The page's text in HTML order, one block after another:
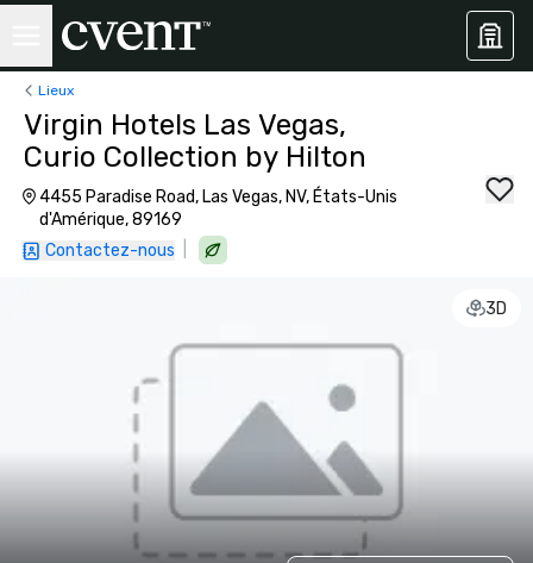
Lieux
Virgin Hotels Las Vegas,
Curio Collection by Hilton
4455 Paradise Road, Las Vegas, NV, États-Unis
d'Amérique, 89169
Contactez-nous
3D